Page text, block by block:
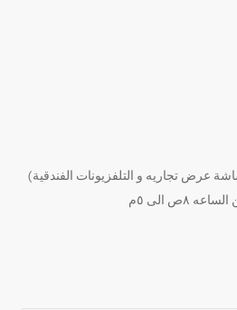
تجاريه و التلفزيونات الفندقية)
٨ص الى ٥م